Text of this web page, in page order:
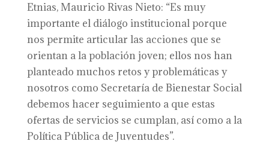
Etnias, Mauricio Rivas Nieto: “Es muy
importante el diálogo institucional porque
nos permite articular las acciones que se
orientan a la población joven; ellos nos han
planteado muchos retos y problemáticas y
nosotros como Secretaría de Bienestar Social
debemos hacer seguimiento a que estas
ofertas de servicios se cumplan, así como a la
Política Pública de Juventudes”.